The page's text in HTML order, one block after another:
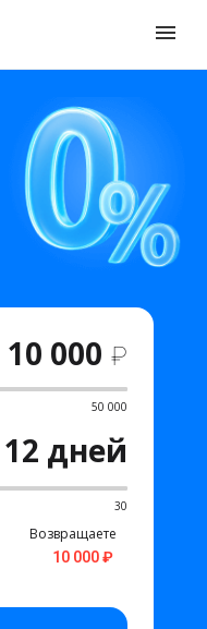
10 000 ₽
50 000
12 дней
30
Возвращаете
10 000 ₽